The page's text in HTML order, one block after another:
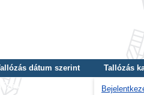
dátum szerint Tallózás
kulcsszó szerint